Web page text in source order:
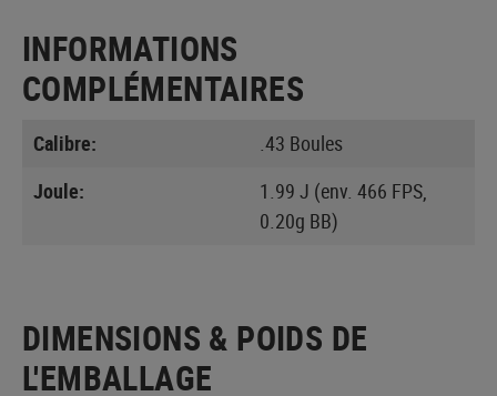
INFORMATIONS
COMPLÉMENTAIRES
Calibre:
.43 Boules
Joule:
1.99 J (env. 466 FPS,
0.20g BB)
DIMENSIONS & POIDS DE
L'EMBALLAGE